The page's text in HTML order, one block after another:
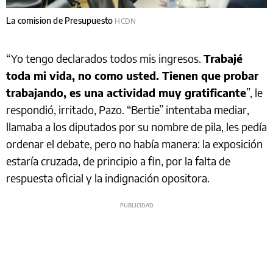
La comision de Presupuesto HCDN
“Yo tengo declarados todos mis ingresos. Trabajé
toda mi vida, no como usted. Tienen que probar
trabajando, es una actividad muy gratificante”, le
respondió, irritado, Pazo. “Bertie” intentaba mediar,
llamaba a los diputados por su nombre de pila, les pedía
ordenar el debate, pero no había manera: la exposición
estaría cruzada, de principio a fin, por la falta de
respuesta oficial y la indignación opositora.